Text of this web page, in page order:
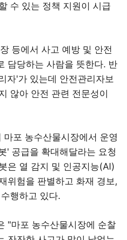
수 있는 정책 지원이 시급
등에서 사고 예방 및 안전
담당하는 사람을 뜻한다. 반
자'가 있는데 안전관리자보
않아 안전 관련 전문성이
포 농수산물시장에서 운영
' 공급을 확대해달라는 요청
은 열 감지 및 인공지능(AI)
위험을 판별하고 화재 경보,
행하고 있다.
"마포 농수산물시장에 순찰